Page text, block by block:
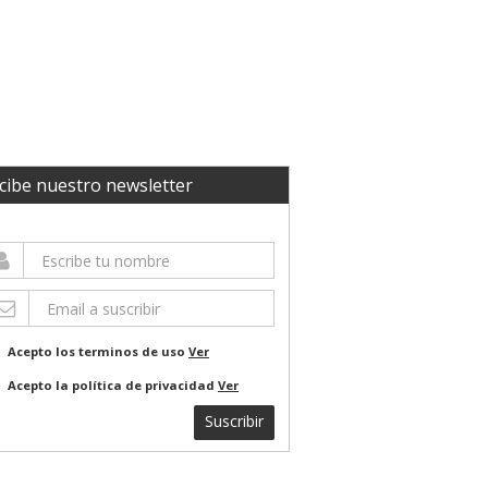
nuestro newsletter
Acepto los terminos de uso Ver
Acepto la política de privacidad Ver
Suscribir